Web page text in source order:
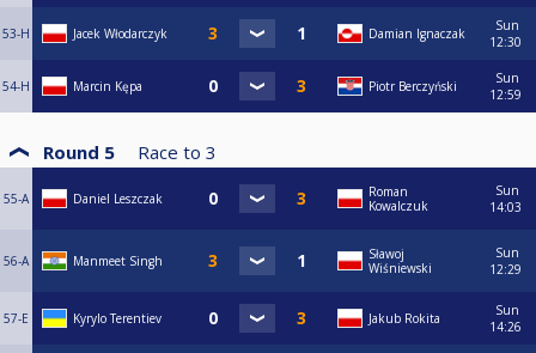
53-H Jacek Włodarczyk Damian Ignaczak
Sun
12:30
54-H Marcin Kępa Piotr Berczyński
Sun
12:59
Round 5 Race to 3
55-A Daniel Leszczak
Roman
Kowalczuk
Sun
14:03
56-A Manmeet Singh
Sławoj
Wiśniewski
Sun
12:29
57-E Kyrylo Terentiev Jakub Rokita
Sun
14:26